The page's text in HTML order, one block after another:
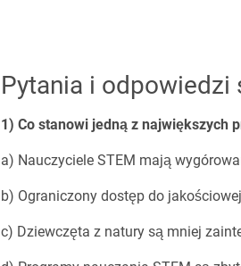
Pytania i odpowiedzi
1) Co stanowi jedną z największych
a) Nauczyciele STEM mają
b) Ograniczony dostęp do
c) Dziewczęta z natury są mniej